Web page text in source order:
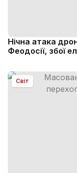
Нічна атака
Феодосії, збої
Світ